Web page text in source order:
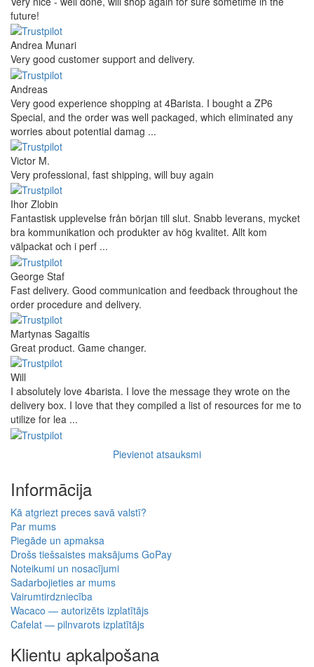
future!
Andrea Munari
Very good customer support and delivery.
Andreas
Very good experience shopping at 4Barista. I bought a ZP6
Special, and the order was well packaged, which eliminated any
worries about potential damag ...
Victor M.
Very professional, fast shipping, will buy again
Ihor Zlobin
Fantastisk upplevelse från början till slut. Snabb leverans, mycket
bra kommunikation och produkter av hög kvalitet. Allt kom
välpackat och i perf ...
George Staf
Fast delivery. Good communication and feedback throughout the
order procedure and delivery.
Martynas Sagaitis
Great product. Game changer.
Will
I absolutely love 4barista. I love the message they wrote on the
delivery box. I love that they compiled a list of resources for me to
utilize for lea ...
Pievienot atsauksmi
Informācija
Kā atgriezt preces savā valstī?
Par mums
Piegāde un apmaksa
Drošs tiešsaistes maksājums GoPay
Noteikumi un nosacījumi
Sadarbojieties ar mums
Vairumtirdzniecība
Wacaco — autorizēts izplatītājs
Cafelat — pilnvarots izplatītājs
Klientu apkalpošana